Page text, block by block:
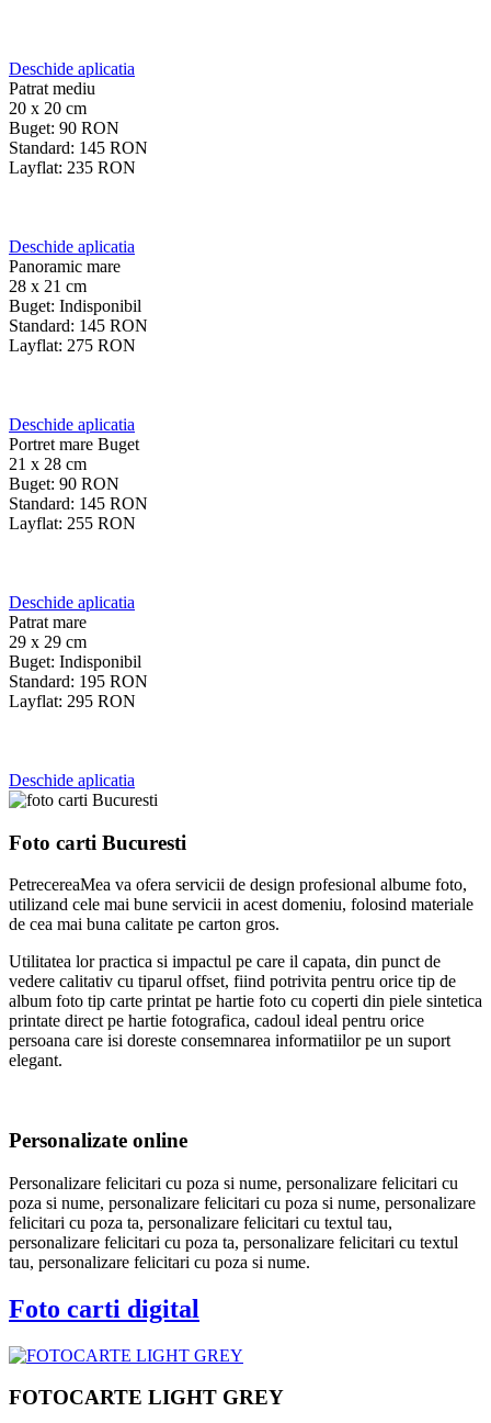
Deschide aplicatia
Patrat mediu
20 x 20 cm
Buget: 90 RON
Standard: 145 RON
Layflat: 235 RON
Deschide aplicatia
Panoramic mare
28 x 21 cm
Buget: Indisponibil
Standard: 145 RON
Layflat: 275 RON
Deschide aplicatia
Portret mare Buget
21 x 28 cm
Buget: 90 RON
Standard: 145 RON
Layflat: 255 RON
Deschide aplicatia
Patrat mare
29 x 29 cm
Buget: Indisponibil
Standard: 195 RON
Layflat: 295 RON
Deschide aplicatia
Foto carti Bucuresti
PetrecereaMea va ofera servicii de design profesional albume foto,
utilizand cele mai bune servicii in acest domeniu, folosind materiale
de cea mai buna calitate pe carton gros.
Utilitatea lor practica si impactul pe care il capata, din punct de
vedere calitativ cu tiparul offset, fiind potrivita pentru orice tip de
album foto tip carte printat pe hartie foto cu coperti din piele sintetica
printate direct pe hartie fotografica, cadoul ideal pentru orice
persoana care isi doreste consemnarea informatiilor pe un suport
elegant.
Personalizate online
Personalizare felicitari cu poza si nume, personalizare felicitari cu
poza si nume, personalizare felicitari cu poza si nume, personalizare
felicitari cu poza ta, personalizare felicitari cu textul tau,
personalizare felicitari cu poza ta, personalizare felicitari cu textul
tau, personalizare felicitari cu poza si nume.
Foto carti digital
FOTOCARTE LIGHT GREY